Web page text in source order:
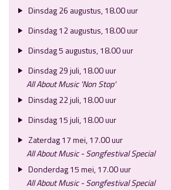
Dinsdag 26 augustus, 18.00 uur
Dinsdag 12 augustus, 18.00 uur
Dinsdag 5 augustus, 18.00 uur
Dinsdag 29 juli, 18.00 uur
All About Music 'Non Stop'
Dinsdag 22 juli, 18.00 uur
Dinsdag 15 juli, 18.00 uur
Zaterdag 17 mei, 17.00 uur
All About Music - Songfestival Special
Donderdag 15 mei, 17.00 uur
All About Music - Songfestival Special